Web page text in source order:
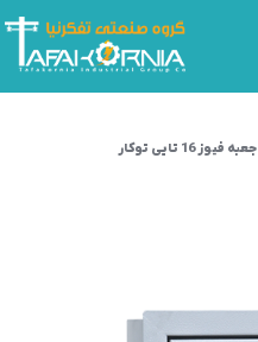
جعبه فیوز 16 تایی توکار